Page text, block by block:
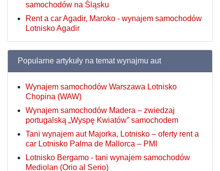
samochodów na Śląsku
Rent a car Agadir, Maroko - wynajem samochodów
Lotnisko Agadir
Popularne artykuły na temat wynajmu aut
Wynajem samochodów Warszawa Lotnisko
Chopina (WAW)
Wynajem samochodów Madera – zwiedzaj
portugalską „Wyspę Kwiatów” samochodem
Tani wynajem aut Majorka, Lotnisko – oferty rent a
car Lotnisko Palma de Mallorca – PMI
Lotnisko Bergamo - tani wynajem samochodów
Mediolan (Orio al Serio)